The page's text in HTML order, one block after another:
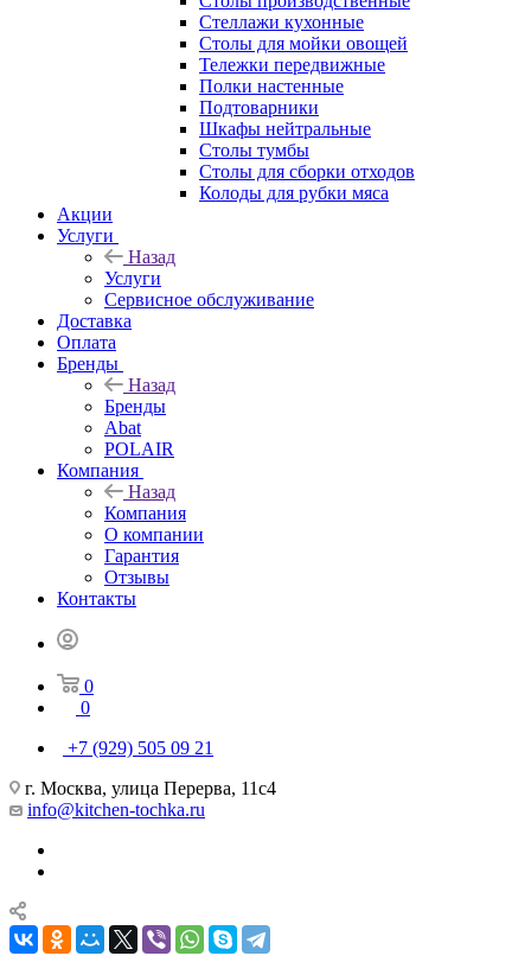
Стеллажи кухонные
Столы для мойки овощей
Тележки передвижные
Полки настенные
Подтоварники
Шкафы нейтральные
Столы тумбы
Столы для сборки отходов
Колоды для рубки мяса
Акции
Услуги
Назад
Услуги
Сервисное обслуживание
Доставка
Оплата
Бренды
Назад
Бренды
Abat
POLAIR
Компания
Назад
Компания
О компании
Гарантия
Отзывы
Контакты
0
0
+7 (929) 505 09 21
г. Москва, улица Перерва, 11с4
info@kitchen-tochka.ru